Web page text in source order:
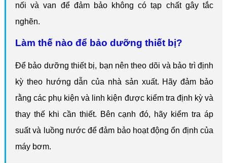
nối và van để đảm bảo không có tạp chất gây tắc
nghẽn.
Làm thế nào để bảo dưỡng thiết bị?
Để bảo dưỡng thiết bị, bạn nên theo dõi và bảo trì định
kỳ theo hướng dẫn của nhà sản xuất. Hãy đảm bảo
rằng các phụ kiện và linh kiện được kiểm tra định kỳ và
thay thế khi cần thiết. Bên cạnh đó, hãy kiểm tra áp
suất và luồng nước để đảm bảo hoạt động ổn định của
máy bơm.